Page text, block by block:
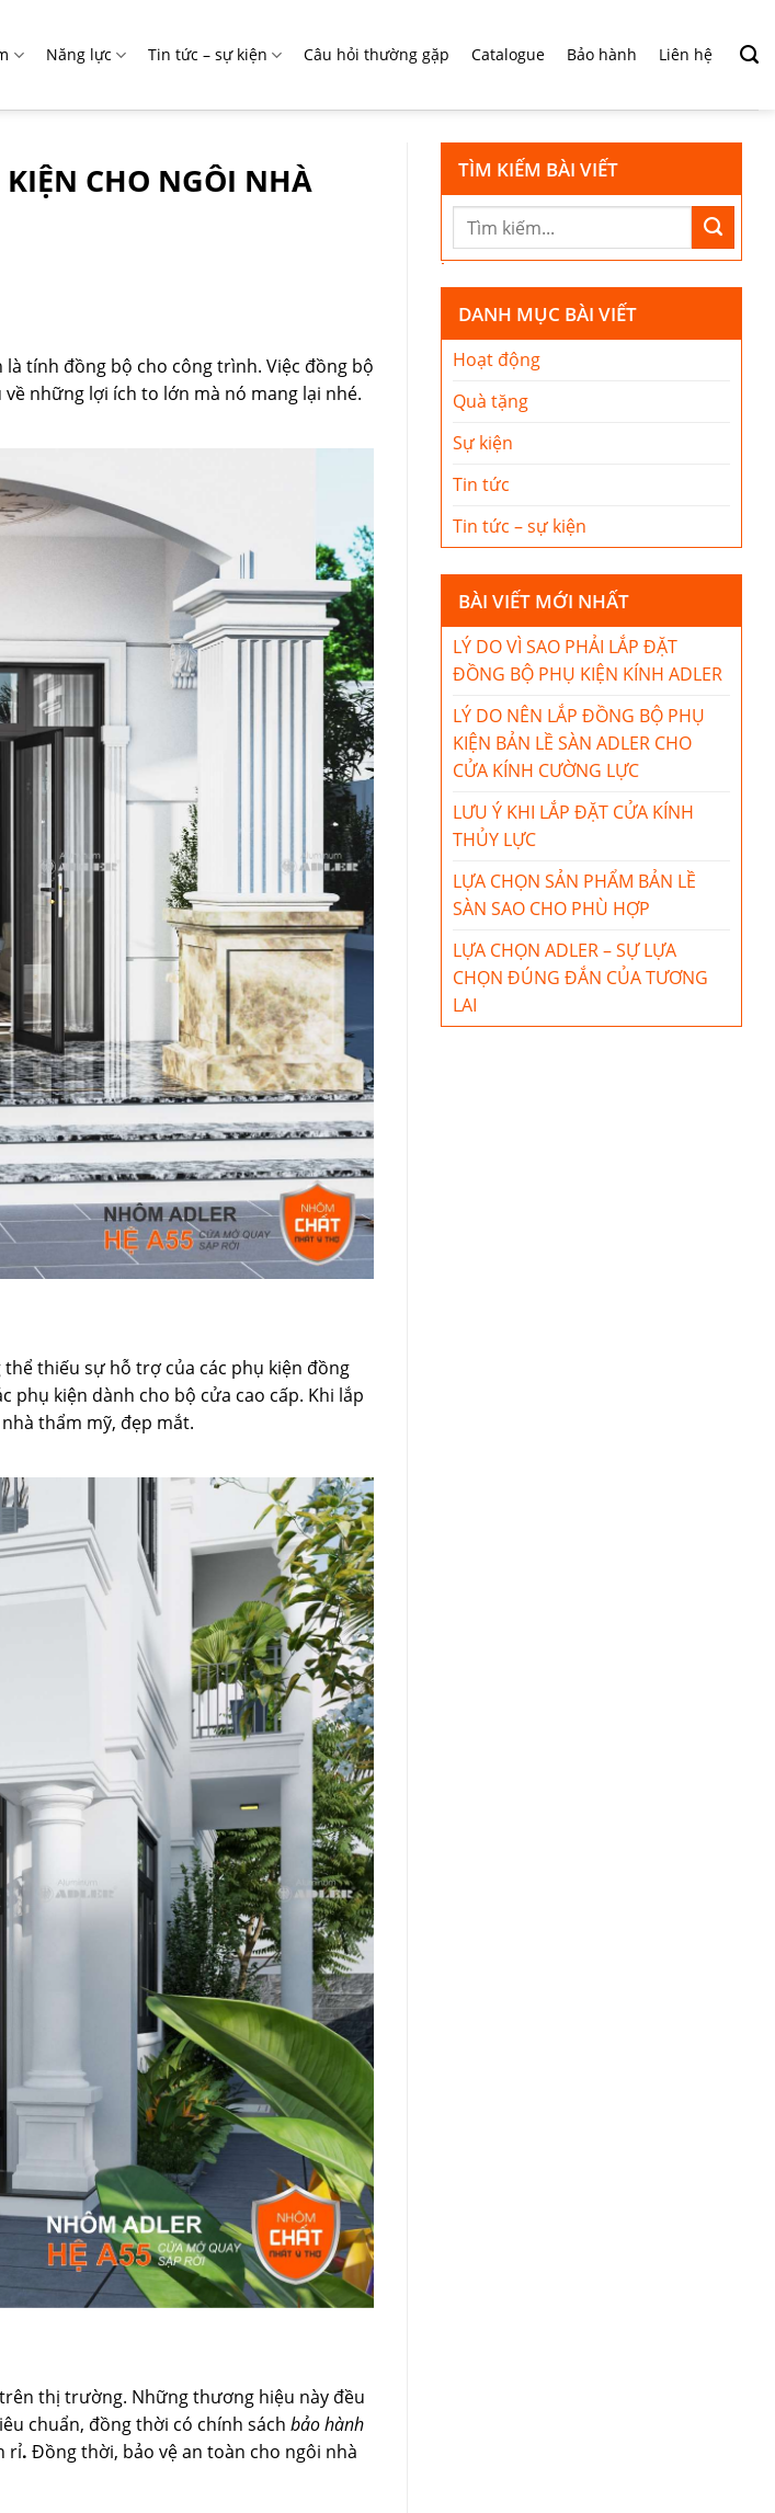
Năng lực Tin tức – sự kiện Câu hỏi thường gặp Catalogue Bảo hành Liên hệ
CHO NGÔI NHÀ
tính đồng bộ cho công trình. Việc đồng bộ
những lợi ích to lớn mà nó mang lại nhé.
thiếu sự hỗ trợ của các phụ kiện đồng
phụ kiện dành cho bộ cửa cao cấp. Khi lắp
thẩm mỹ, đẹp mắt.
thị trường. Những thương hiệu này đều
chuẩn, đồng thời có chính sách bảo hành
rỉ. Đồng thời, bảo vệ an toàn cho ngôi nhà
TÌM KIẾM BÀI VIẾT
DANH MỤC BÀI VIẾT
Hoạt động
Quà tặng
Sự kiện
Tin tức
Tin tức – sự kiện
BÀI VIẾT MỚI NHẤT
LÝ DO VÌ SAO PHẢI LẮP ĐẶT
ĐỒNG BỘ PHỤ KIỆN KÍNH ADLER
LÝ DO NÊN LẮP ĐỒNG BỘ PHỤ
KIỆN BẢN LỀ SÀN ADLER CHO
CỬA KÍNH CƯỜNG LỰC
LƯU Ý KHI LẮP ĐẶT CỬA KÍNH
THỦY LỰC
LỰA CHỌN SẢN PHẨM BẢN LỀ
SÀN SAO CHO PHÙ HỢP
LỰA CHỌN ADLER – SỰ LỰA
CHỌN ĐÚNG ĐẮN CỦA TƯƠNG
LAI